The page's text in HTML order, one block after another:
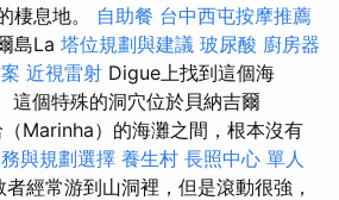
棲息地。 自助餐 台中西屯按摩推薦
島La 塔位規劃與建議 玻尿酸 廚房器
近視雷射 Digue上找到這個海
個特殊的洞穴位於貝納吉爾
（Marinha）的海灘之間，根本沒有
與規劃選擇 養生村 長照中心 單人
者經常游到山洞裡，但是滾動很強，